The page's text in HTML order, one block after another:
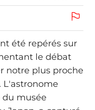
été repérés sur
le débat
notre plus proche
L'astronome
du musée